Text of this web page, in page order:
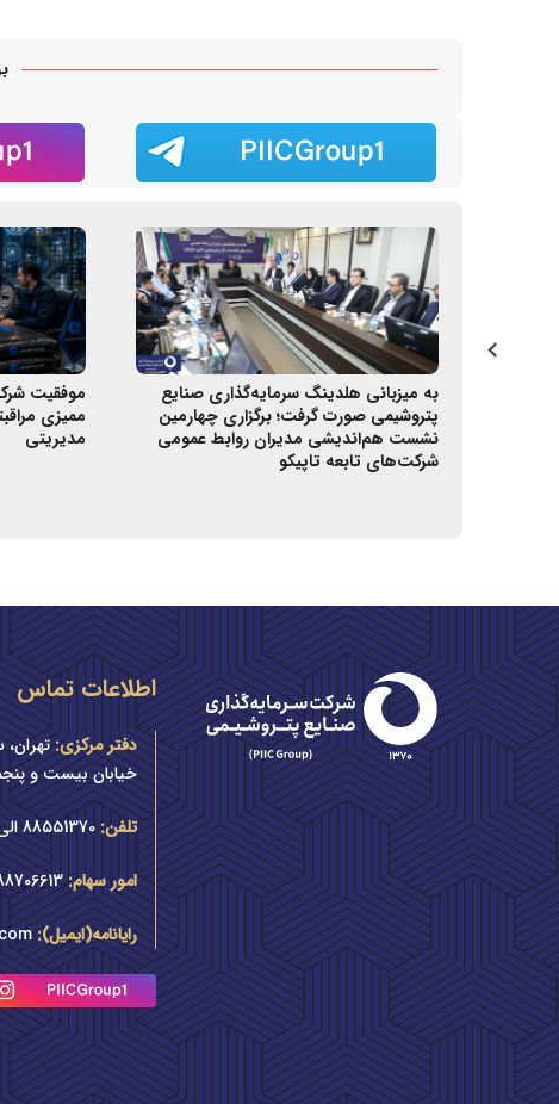
به میزبانی هلدینگ سرمایه‌گذاری صنایع
پتروشیمی صورت گرفت؛ برگزاری چهارمین
نشست هم‌اندیشی مدیران روابط عمومی
شرکت‌های تابعه تاپیکو
موفقیت
ممیزی
مدیریتی
اطلاعات تماس
دفتر مرکزی:
خیابان بیست و
تلفن: 88551370 الی 9
امور سهام:– 88551378 |
رایانامه(ایمیل):